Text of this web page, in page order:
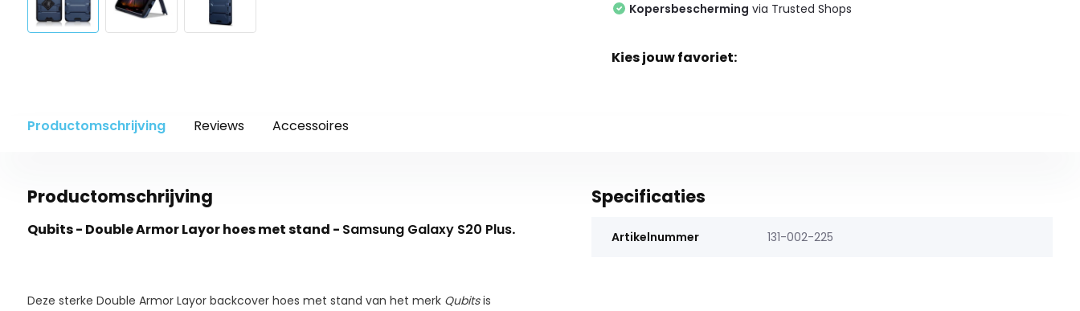
Kopersbescherming via Trusted Shops
Kies jouw favoriet:
Productomschrijving Reviews Accessoires
Productomschrijving
Qubits - Double Armor Layor hoes met stand - Samsung Galaxy S20 Plus.
Deze sterke Double Armor Layor backcover hoes met stand van het merk Qubitsis
Specificaties
Artikelnummer 131-002-225